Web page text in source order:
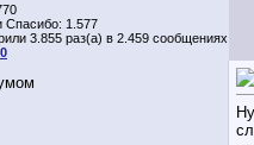
Спасибо: 1.577
3.855 раз(а) в 2.459 сообщениях
0